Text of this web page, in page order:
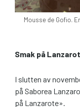
Mousse de Gofio.
Smak på
I slutten av
på Saborea
på Lanzarote».